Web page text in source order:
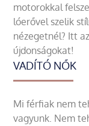
motorokkal
lóerővel szelik
nézegetnél? Itt
újdonságokat!
VADÍTÓ NŐK
Mi férfiak nem
vagyunk. Nem